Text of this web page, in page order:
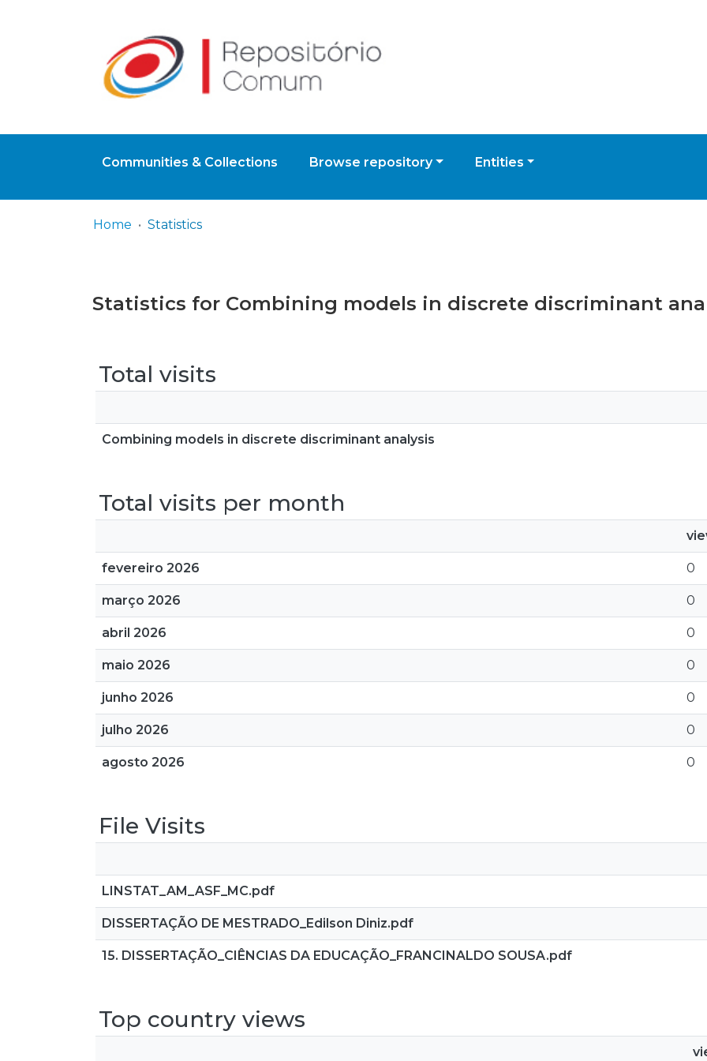
Communities & Collections Browse repository Entities
Home Statistics
Statistics for Combining models in discrete discriminant
Total visits
Combining models in discrete discriminant analysis
Total visits per month
fevereiro 2026 0
março 2026 0
abril 2026 0
maio 2026 0
junho 2026 0
julho 2026 0
agosto 2026 0
File Visits
LINSTAT_AM_ASF_MC.pdf
DISSERTAÇÃO DE MESTRADO_Edilson Diniz.pdf
15. DISSERTAÇÃO_CIÊNCIAS DA EDUCAÇÃO_FRANCINALDO SOUSA.pdf
Top country views